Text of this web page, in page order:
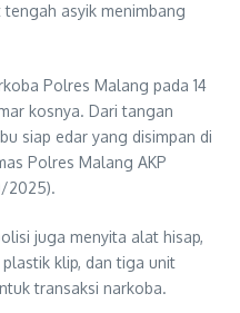
asyik menimbang
Polres Malang pada 14
kosnya. Dari tangan
siap edar yang disimpan di
Polres Malang AKP
2025).
juga menyita alat hisap,
klip, dan tiga unit
transaksi narkoba.